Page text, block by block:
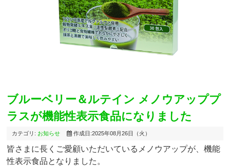
ブルーベリー＆ルテイン メノウアッププ
ラスが機能性表示食品になりました
カテゴリ: お知らせ 作成日:2025年08月26日（火）
皆さまに長くご愛顧いただいているメノウアップが、機能
性表示食品となりました。